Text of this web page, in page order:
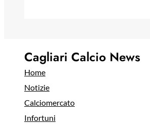
Cagliari Calcio News
Home
Notizie
Calciomercato
Infortuni